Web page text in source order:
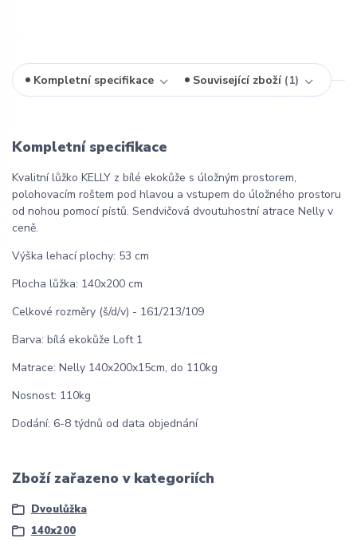
Kompletní specifikace Související zboží 1
Kompletní specifikace
Kvalitní lůžko KELLY z bílé ekokůže s úložným prostorem,
polohovacím roštem pod hlavou a vstupem do úložného prostoru
od nohou pomocí pístů. Sendvičová dvoutuhostní atrace Nelly v
ceně.
Výška lehací plochy: 53 cm
Plocha lůžka: 140x200 cm
Celkové rozměry (š/d/v) - 161/213/109
Barva: bílá ekokůže Loft 1
Matrace: Nelly 140x200x15cm, do 110kg
Nosnost: 110kg
Dodání: 6-8 týdnů od data objednání
Zboží zařazeno v kategoriích
Dvoulůžka
140x200